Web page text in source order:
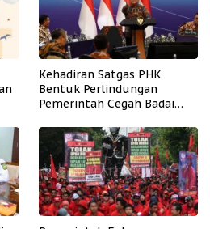
Kehadiran Satgas PHK
Bentuk Perlindungan
Pemerintah Cegah Badai